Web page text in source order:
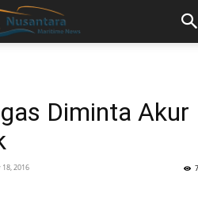
Diminta Akur
18, 2016